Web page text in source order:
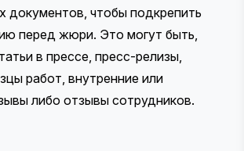
документов, чтобы подкрепить
перед жюри. Это могут быть,
в прессе, пресс-релизы,
работ, внутренние или
либо отзывы сотрудников.